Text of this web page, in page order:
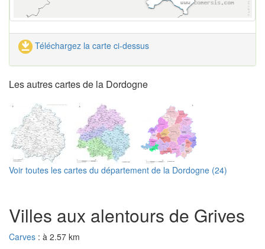
Téléchargez la carte ci-dessus
Les autres cartes de la Dordogne
Voir toutes les cartes du département de la Dordogne (24)
Villes aux alentours de Grives
Carves : à 2.57 km